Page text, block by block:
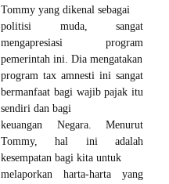
Tommy yang dikenal sebagai
politisi muda, sangat
mengapresiasi program
pemerintah ini. Dia mengatakan
program tax amnesti ini sangat
bermanfaat bagi wajib pajak itu
sendiri dan bagi
keuangan Negara. Menurut
Tommy, hal ini adalah
kesempatan bagi kita untuk
melaporkan harta-harta yang